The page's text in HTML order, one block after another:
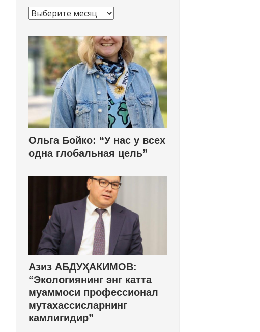
А
р
и
в
Ольга Бойко: “У нас у всех
одна глобальная цель”
Азиз АБДУҲАКИМОВ:
“Экологиянинг энг катта
муаммоси профессионал
мутахассисларнинг
камлигидир”